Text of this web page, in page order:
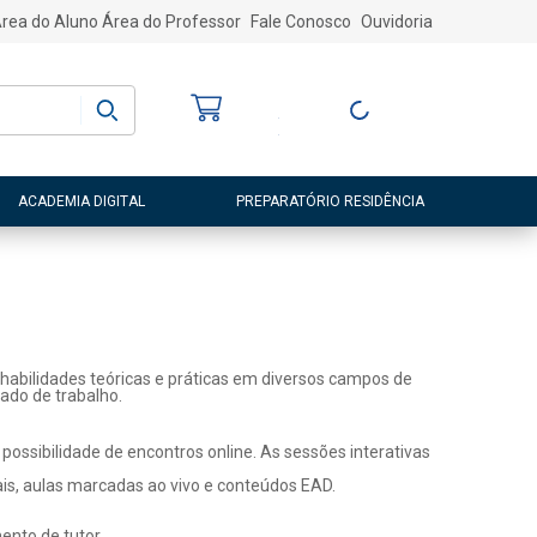
do Aluno Área do Professor Fale Conosco Ouvidoria
Entre ou Cadastre-
ACADEMIA DIGITAL PREPARATÓRIO RESIDÊNCIA
teóricas e práticas em diversos campos de
de trabalho.
de encontros online. As sessões interativas
aulas marcadas ao vivo e conteúdos EAD.